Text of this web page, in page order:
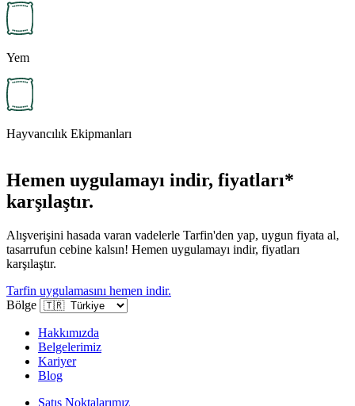
Yem
Hayvancılık Ekipmanları
Hemen uygulamayı indir, fiyatları*
karşılaştır.
Alışverişini hasada varan vadelerle Tarfin'den yap, uygun fiyata al,
tasarrufun cebine kalsın! Hemen uygulamayı indir, fiyatları
karşılaştır.
Tarfin uygulamasını hemen indir.
Bölge
Hakkımızda
Belgelerimiz
Kariyer
Blog
Satış Noktalarımız